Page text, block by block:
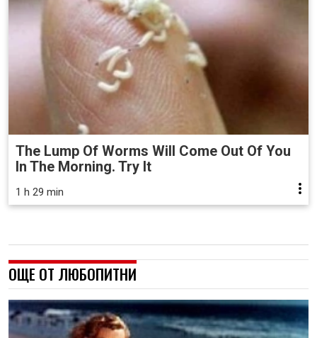
The Lump Of Worms Will Come Out Of You
In The Morning. Try It
1 h 29 min
ОЩЕ ОТ ЛЮБОПИТНИ